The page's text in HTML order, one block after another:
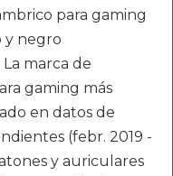
para gaming
y negro
La marca de
gaming más
en datos de
(febr. 2019 -
y auriculares